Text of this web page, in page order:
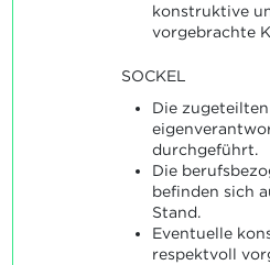
konstruktive
vorgebrachte
SOCKEL
Die
durchgeführt.
Die
befinden sich
Stand.
Eventuelle
respektvoll